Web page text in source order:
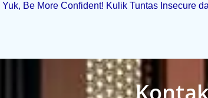
Yuk, Be More Confident! Kulik Tuntas Insecure